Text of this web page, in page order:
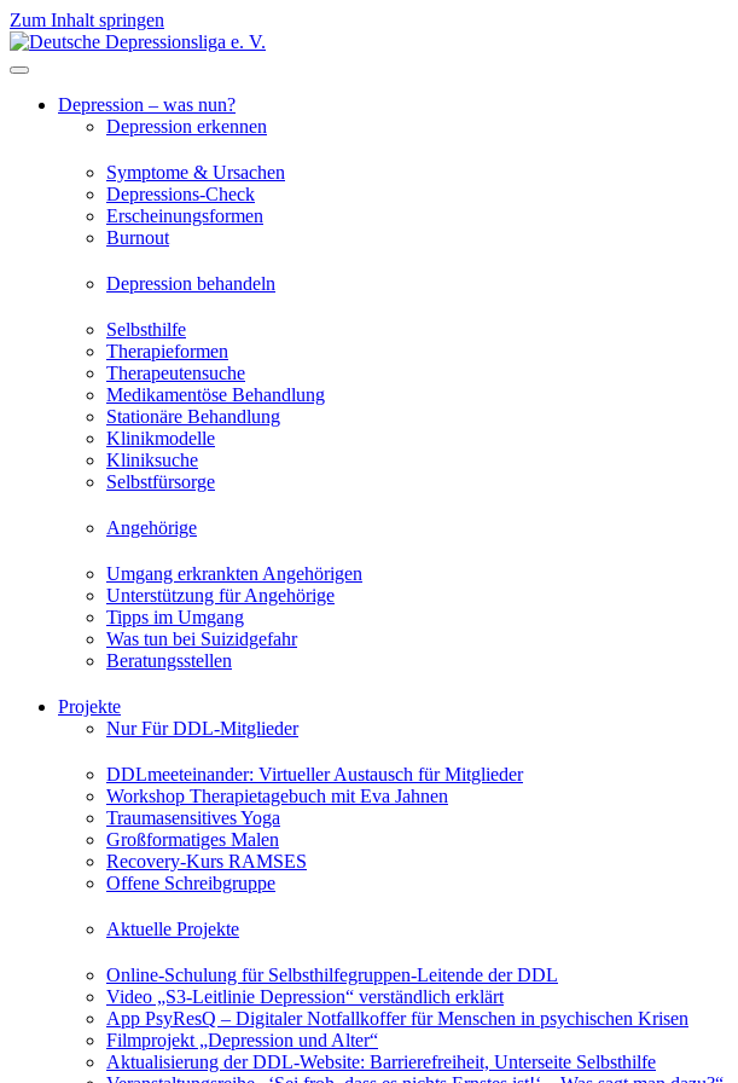
Zum Inhalt springen
Depression – was nun?
Depression erkennen
Symptome & Ursachen
Depressions-Check
Erscheinungsformen
Burnout
Depression behandeln
Selbsthilfe
Therapieformen
Therapeutensuche
Medikamentöse Behandlung
Stationäre Behandlung
Klinikmodelle
Kliniksuche
Selbstfürsorge
Angehörige
Umgang erkrankten Angehörigen
Unterstützung für Angehörige
Tipps im Umgang
Was tun bei Suizidgefahr
Beratungsstellen
Projekte
Nur Für DDL-Mitglieder
DDLmeeteinander: Virtueller Austausch für Mitglieder
Workshop Therapietagebuch mit Eva Jahnen
Traumasensitives Yoga
Großformatiges Malen
Recovery-Kurs RAMSES
Offene Schreibgruppe
Aktuelle Projekte
Online-Schulung für Selbsthilfegruppen-Leitende der DDL
Video „S3-Leitlinie Depression“ verständlich erklärt
App PsyResQ – Digitaler Notfallkoffer für Menschen in psychischen Krisen
Filmprojekt „Depression und Alter“
Aktualisierung der DDL-Website: Barrierefreiheit, Unterseite Selbsthilfe